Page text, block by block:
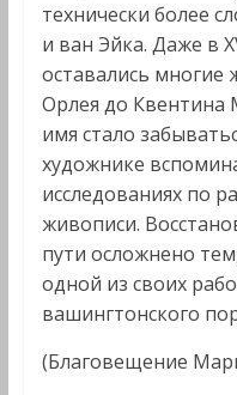
технически более
и ван Эйка. Даже в
оставались
Орлея до Квентина
имя стало
художнике
исследованиях по
живописи.
пути осложнено
одной из своих
вашингтонского
(Благовещение